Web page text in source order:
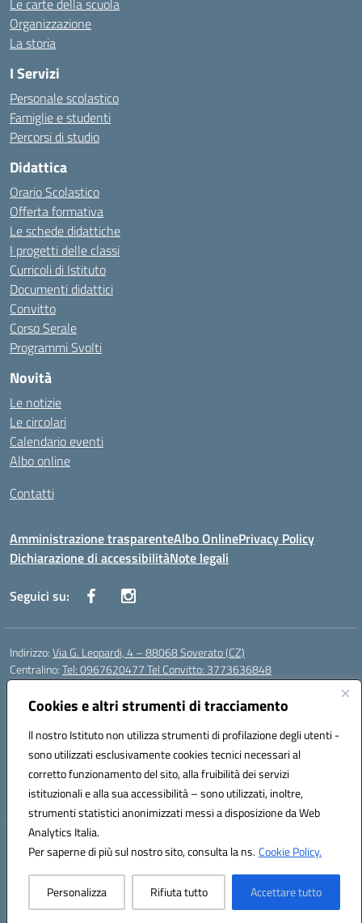
Cookies e altri strumenti di tracciamento
Il nostro Istituto non utilizza strumenti di profilazione degli utenti -
sono utilizzati esclusivamente cookies tecnici necessari al
corretto funzionamento del sito, alla fruibilità dei servizi
istituzionali e alla sua accessibilità – sono utilizzati, inoltre,
strumenti statistici anonimizzati messi a disposizione da Web
Analytics Italia.
Per saperne di più sul nostro sito, consulta la ns.Cookie Policy.
Personalizza Rifiuta tutto Accettare tutto
Le carte della scuola
Organizzazione
La storia
I Servizi
Personale scolastico
Famiglie e studenti
Percorsi di studio
Didattica
Orario Scolastico
Offerta formativa
Le schede didattiche
I progetti delle classi
Curricoli di Istituto
Documenti didattici
Convitto
Corso Serale
Programmi Svolti
Novità
Le notizie
Le circolari
Calendario eventi
Albo online
Contatti
Amministrazione trasparenteAlbo OnlinePrivacy Policy
Dichiarazione di accessibilitàNote legali
Seguici su:
Indirizzo:Via G. Leopardi, 4 – 88068 Soverato (CZ)
Centralino:Tel: 0967620477 Tel Convitto: 3773636848
Email:
Posta elettronica certificata (PEC):czrh04000q@pec.istruzione.it
Codice fiscale: 84000690796
Codice meccanografico:CZRH04000Q
Codice Indice delle Pubbliche Amministrazioni (IPA): istsc_czrh04000q
Codice unico di fatturazione (CUF): UF9M13
Hosting & Powered by 3D Solution S.r.l.
Concept & Design by Designers Italia